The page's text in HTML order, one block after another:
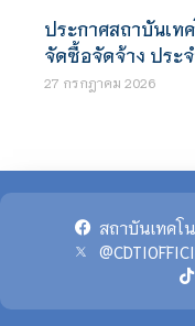
ประกาศสถาบันเท
จัดซื้อจัดจ้าง ปร
27 กรกฎาคม 2026
สถาบันเทคโ